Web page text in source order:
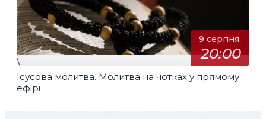
9 серпня,
20:00
\
Ісусова молитва. Молитва на чотках у прямому
ефірі